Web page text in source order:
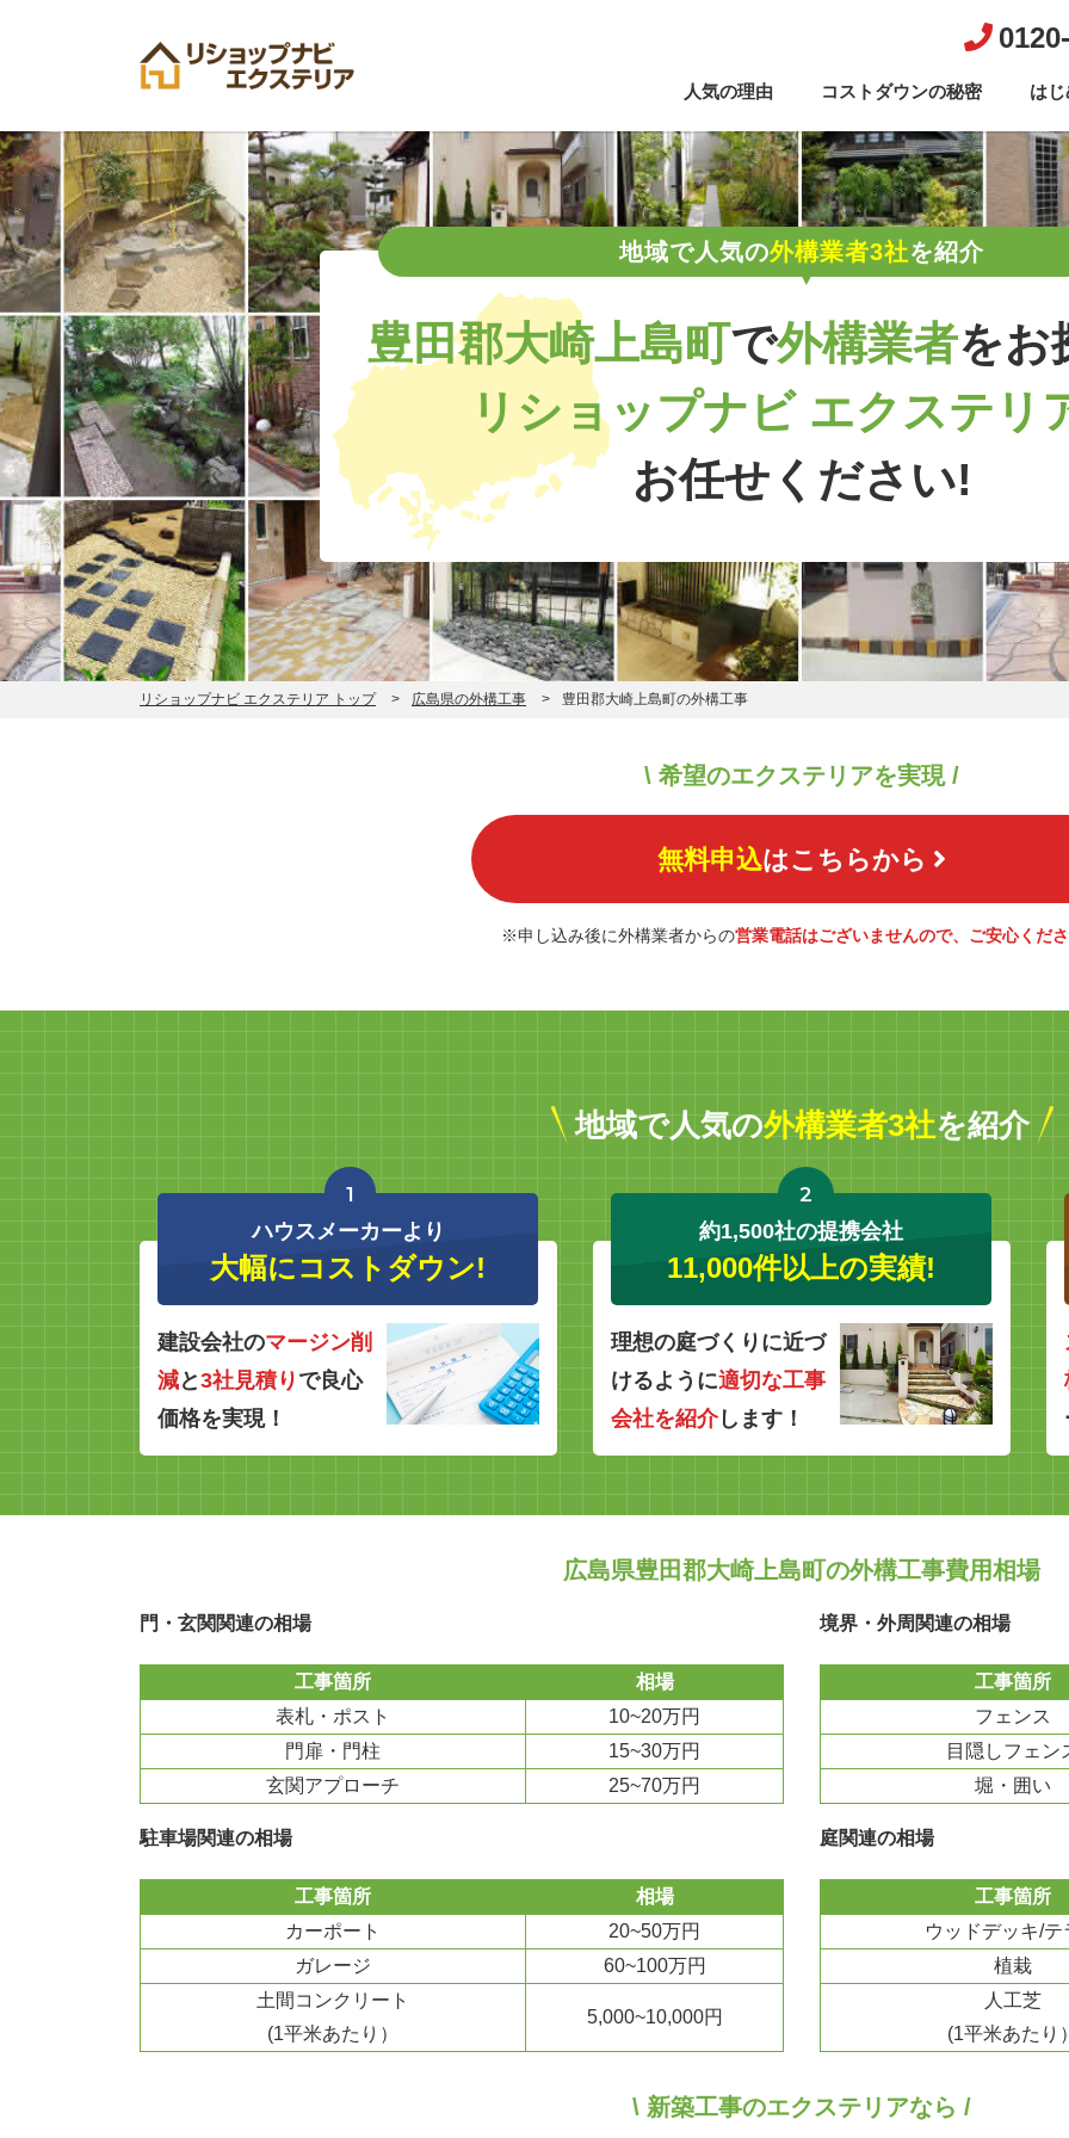
人気の理由 コストダウンの秘密 は
地域で人気の外構業者3社を紹介
豊田郡大崎上島町で外構業者をお
リショップナビ エクステリ
お任せください!
リショップナビ エクステリア トップ 広島県の外構工事 豊田郡大崎上島町の外構工事
\ 希望のエクステリアを実現 /
無料申込はこちらから
※申し込み後に外構業者からの営業電話はございませんので、ご安心くだ
地域で人気の外構業者3社を紹介
1
ハウスメーカーより
大幅にコストダウン!
建設会社のマージン削
減と3社見積り で良心
価格を実現！
2
約1,500社の提携会社
11,000件以上の実績!
理想の庭づくりに近づ
けるように適切な工事
会社を紹介します！
広島県豊田郡大崎上島町の外構工事費用相場
門・玄関関連の相場
工事箇所
相場
表札・ポスト
10~20万円
門扉・門柱
15~30万円
玄関アプローチ
25~70万円
境界・外周関連の相場
工事箇所
フェンス
目隠しフェン
堀・囲い
駐車場関連の相場
工事箇所
相場
カーポート
20~50万円
ガレージ
60~100万円
土間コンクリート
(1平米あたり）
5,000~10,000円
庭関連の相場
工事箇所
ウッドデッキ/テ
植栽
人工芝
(1平米あたり
\ 新築工事のエクステリアなら /